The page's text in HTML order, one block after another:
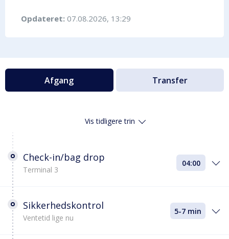
Opdateret: 07.08.2026, 13:29
Afgang Transfer
Vis tidligere trin
Check-in/bag drop
Terminal 3
04:00
Sikkerhedskontrol
Ventetid lige nu
5-7 min